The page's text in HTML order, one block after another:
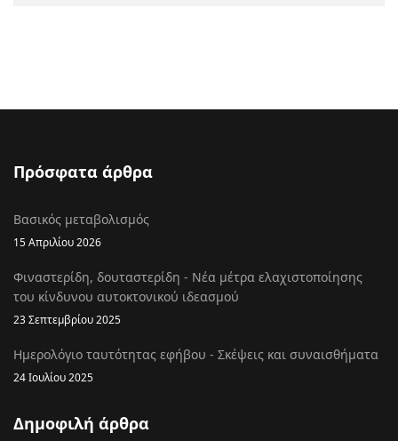
Πρόσφατα άρθρα
Βασικός μεταβολισμός
15 Απριλίου 2026
Φιναστερίδη, δουταστερίδη - Νέα μέτρα ελαχιστοποίησης
του κίνδυνου αυτοκτονικού ιδεασμού
23 Σεπτεμβρίου 2025
Ημερολόγιο ταυτότητας εφήβου - Σκέψεις και συναισθήματα
24 Ιουλίου 2025
Δημοφιλή άρθρα